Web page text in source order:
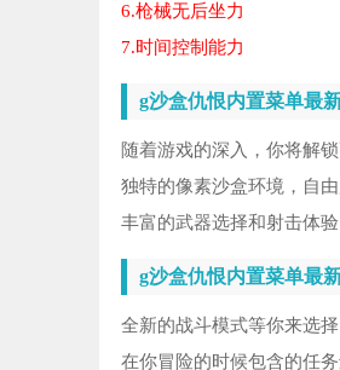
6.枪械无后坐力
7.时间控制能力
g沙盒仇恨内置菜单最
随着游戏的深入，你将解
独特的像素沙盒环境，自
丰富的武器选择和射击体
g沙盒仇恨内置菜单最
全新的战斗模式等你来选
在你冒险的时候包含的任